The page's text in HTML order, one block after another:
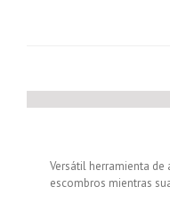
Versátil herramienta de
escombros mientras